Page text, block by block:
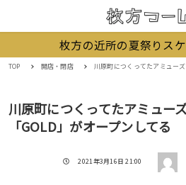
枚方の近所の夏祭りス
TOP 開店・閉店 川原町につくってたアミューズメン
川原町につくってたアミュー
「GOLD」がオープンしてる
投稿日
2021年3月16日 21:00 著者